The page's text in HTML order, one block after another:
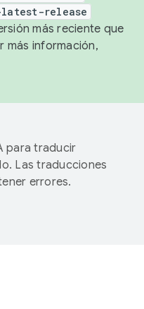
release
más reciente que
más información,
para traducir
Las traducciones
errores.